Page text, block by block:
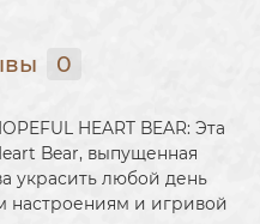
0
HEART BEAR: Эта
Bear, выпущенная
украсить любой день
настроениям и игривой